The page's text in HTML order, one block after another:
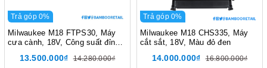
Trả góp 0%
Milwaukee M18 FTPS30, Máy
cưa cành, 18V, Công suất đỉnh
13.500.000₫ 14.280.000₫
Trả góp 0%
Milwaukee M18 CHS335, Máy
cắt sắt, 18V, Màu đỏ đen
14.000.000₫ 16.800.000₫